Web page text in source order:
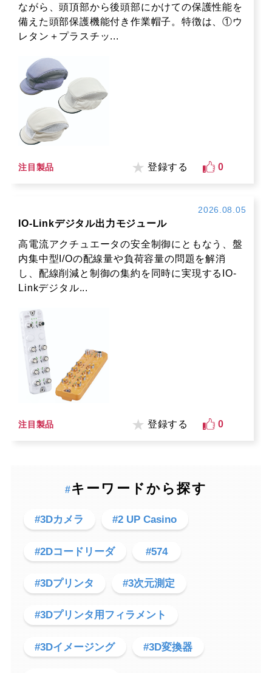
ながら、頭頂部から後頭部にかけての保護性能を
備えた頭部保護機能付き作業帽子。特徴は、①ウ
レタン＋プラスチッ...
注目製品 登録する 0
2026.08.05
IO-Linkデジタル出力モジュール
高電流アクチュエータの安全制御にともなう、盤
内集中型I/Oの配線量や負荷容量の問題を解消
し、配線削減と制御の集約を同時に実現するIO-
Linkデジタル...
注目製品 登録する 0
#キーワードから探す
#3Dカメラ #2 UP Casino
#2Dコードリーダ #574
#3Dプリンタ #3次元測定
#3Dプリンタ用フィラメント
#3Dイメージング #3D変換器